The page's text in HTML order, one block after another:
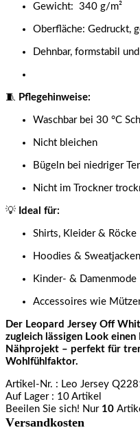
Gewicht: 340 g/m²
Oberfläche: Gedruckt,
Dehnbar, formstabil
🧵 Pflegehinweise:
Waschbar bei 30 °C
Nicht bleichen
Bügeln bei niedriger
Nicht im Trockner
💡 Ideal für:
Shirts, Kleider & Röcke
Hoodies & Sweatjacken
Kinder- & Damenmode
Accessoires wie
Der Leopard Jersey Off
zugleich lässigen Look
Nähprojekt – perfekt für
Wohlfühlfaktor.
Artikel-Nr. : Leo Jersey
Auf Lager : 10 Artikel
Beeilen Sie sich! Nur 10
Versandkosten